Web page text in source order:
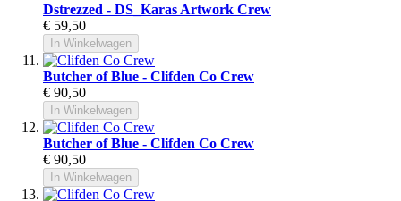
Dstrezzed - DS_Karas Artwork Crew
€ 59,50
In Winkelwagen
Butcher of Blue - Clifden Co Crew
€ 90,50
In Winkelwagen
Butcher of Blue - Clifden Co Crew
€ 90,50
In Winkelwagen